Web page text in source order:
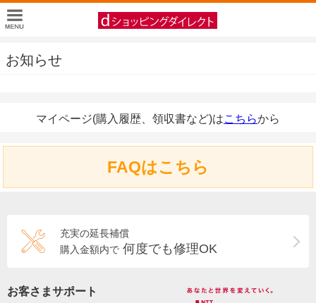
お知らせ
マイページ(購入履歴、領収書など)はこちらから
FAQはこちら
充実の延長補償
購入金額内で 何度でも修理OK
お客さまサポート